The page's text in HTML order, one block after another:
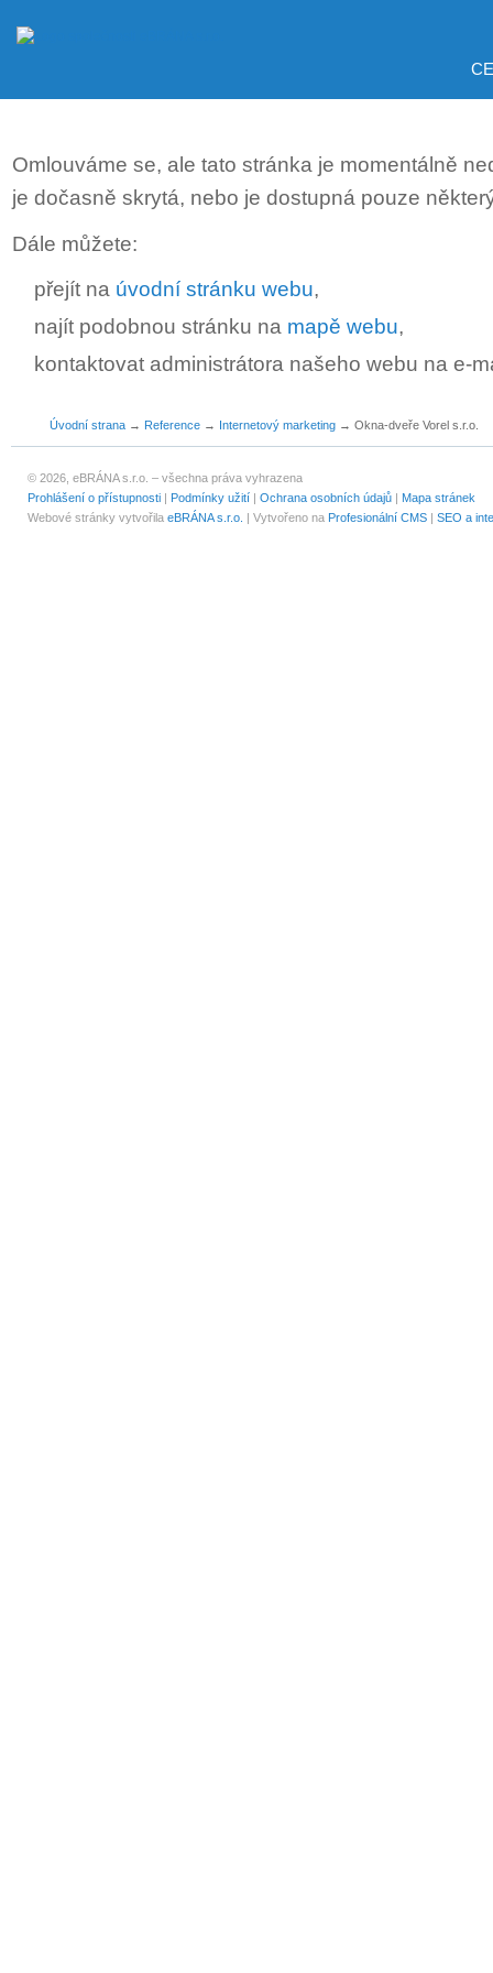
Omlouváme se, ale tato stránka je momentálně
je dočasně skrytá, nebo je dostupná pouze
Dále můžete:
přejít na úvodní stránku webu,
najít podobnou stránku na mapě webu,
kontaktovat administrátora našeho webu na e-
Úvodní strana → Reference → Internetový marketing → Okna-dveře Vorel s.r.o.
© 2026, eBRÁNA s.r.o. – všechna práva vyhrazena
Prohlášení o přístupnosti | Podmínky užití | Ochrana osobních údajů | Mapa stránek
Webové stránky vytvořila eBRÁNA s.r.o. | Vytvořeno na Profesionální CMS | SEO a